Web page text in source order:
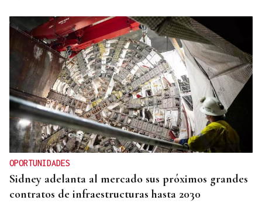
OPORTUNIDADES
Sidney adelanta al mercado sus próximos grandes
contratos de infraestructuras hasta 2030